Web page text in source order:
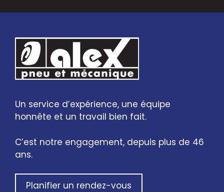
Un service d’expérience, une équipe
honnête et un travail bien fait.
C’est notre engagement, depuis plus de 46
ans.
Planifier un rendez-vous